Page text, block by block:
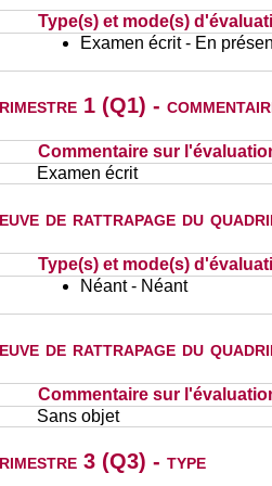
Type(s) et mode(s)
Examen écrit - En
1 (Q1) -
Commentaire sur
Examen écrit
de rattrapage du
Type(s) et mode(s)
Néant - Néant
de rattrapage du
Commentaire sur
Sans objet
3 (Q3) - type